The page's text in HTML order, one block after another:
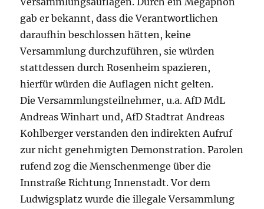
gab er bekannt, dass die Verantwortlichen
daraufhin beschlossen hätten, keine
Versammlung durchzuführen, sie würden
stattdessen durch Rosenheim spazieren,
hierfür würden die Auflagen nicht gelten.
Die Versammlungsteilnehmer, u.a. AfD MdL
Andreas Winhart und, AfD Stadtrat Andreas
Kohlberger verstanden den indirekten Aufruf
zur nicht genehmigten Demonstration. Parolen
rufend zog die Menschenmenge über die
Innstraße Richtung Innenstadt. Vor dem
Ludwigsplatz wurde die illegale Versammlung